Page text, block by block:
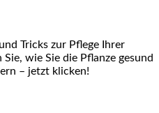
Tricks zur Pflege Ihrer
wie Sie die Pflanze gesund
– jetzt klicken!